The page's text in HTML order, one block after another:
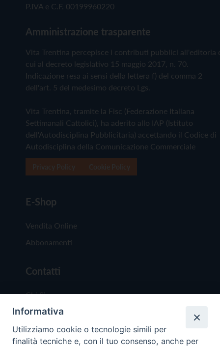
P.IVA e C.F. 00199960220
Amministrazione trasparente
Vita Trentina percepisce i contributi pubblici all'editoria
cui al decreto legislativo 15 maggio 2017, n. 70.
Indicazione resa ai sensi della lettera f) del comma 2
dell'art. 5 del medesimo decreto Lgs.
Vita Trentina, tramite la Fisc (Federazione Italiana
Settimanali Cattolici), ha aderito allo IAP (Istituto
dell'Autodisciplina Pubblicitaria) accettando il Codice di
Autodisciplina della Comunicazione Commerciale
E-Shop
Vendita Online
Abbonamenti
Contatti
Chi Siamo
Redazione
Scrivici
Informativa
Utilizziamo cookie o tecnologie simili per
finalità tecniche e, con il tuo consenso, anche per